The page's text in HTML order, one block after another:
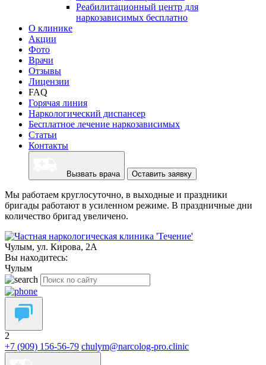
Реабилитационный центр для
наркозависимых бесплатно
О клинике
Акции
Фото
Врачи
Отзывы
Лицензии
FAQ
Горячая линия
Наркологический диспансер
Бесплатное лечение наркозависимых
Статьи
Контакты
Вызвать врача Оставить заявку
Мы работаем круглосуточно, в выходные и праздники
бригады работают в усиленном режиме. В праздничные дни
количество бригад увеличено.
Чулым, ул. Кирова, 2А
Вы находитесь:
Чулым
2
+7 (909) 156-56-79 chulym@narcolog-pro.clinic